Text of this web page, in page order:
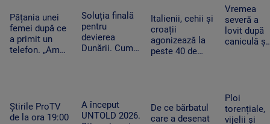
industriali”
trebuie să ne
întoarcem în
beznă”
Recoltele
au atins
niveluri
record
Pățania unei
femei după ce
a primit un
telefon. „Am
așa ceva”
Soluția finală
pentru
devierea
Dunării. Cum
salveze
Reactorul 2 de
Italienii, cehii și
croații
agonizează la
peste 40 de
scăzut nivel
Vremea
severă a
lovit după
caniculă și
în timp ce
se
în Mureș
Știrile ProTV
de la ora 19:00
A început
UNTOLD 2026.
De ce bărbatul
care a desenat
Ploi
torențiale,
vijelii și